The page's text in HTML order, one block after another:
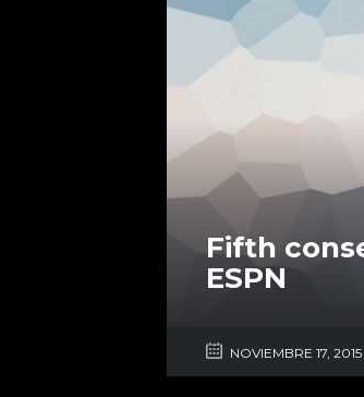
Fifth
ESPN
NOVIEMBRE 17, 2015